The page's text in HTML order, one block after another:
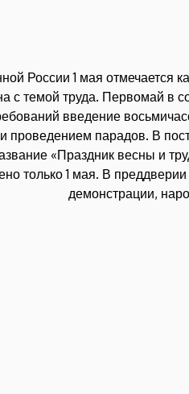
России 1 мая отмечается
с темой труда. Первомай в
введение
проведением парадов. В
«Праздник весны и
только 1 мая. В
демонстрации,